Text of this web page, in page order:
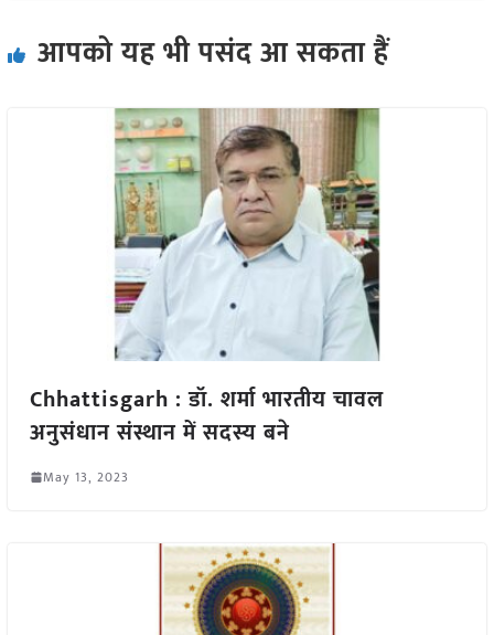
आपको यह भी पसंद आ सकता हैं
Chhattisgarh : डॉ. शर्मा भारतीय चावल
अनुसंधान संस्थान में सदस्य बने
May 13, 2023